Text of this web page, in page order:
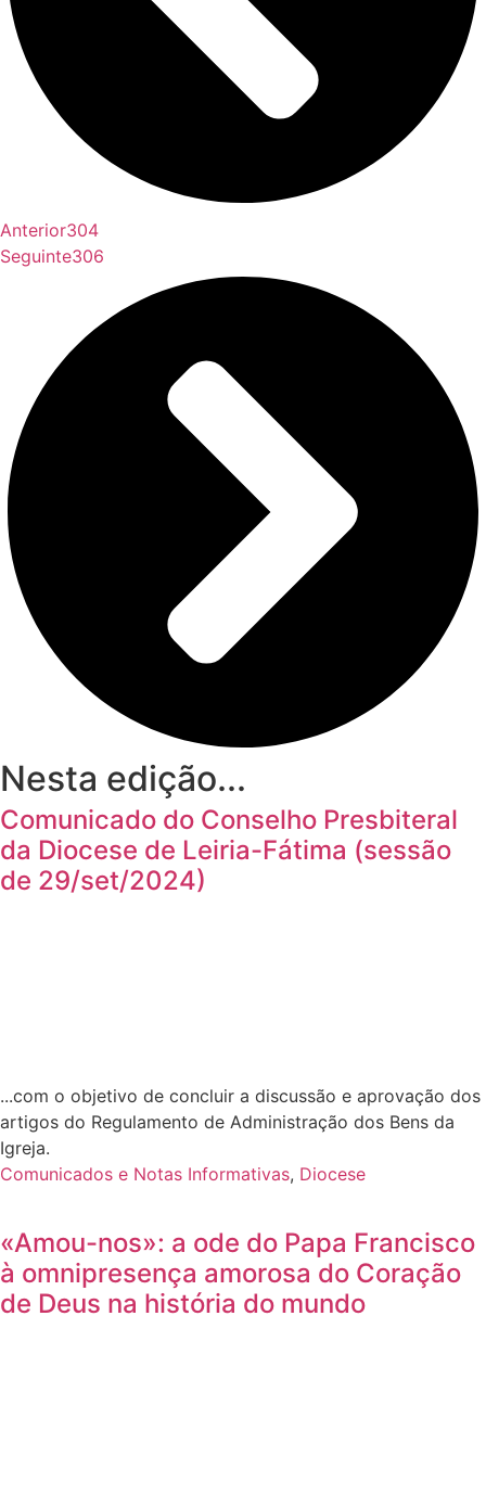
Anterior304
Seguinte306
Nesta edição...
Comunicado do Conselho Presbiteral
da Diocese de Leiria-Fátima (sessão
de 29/set/2024)
...com o objetivo de concluir a discussão e aprovação dos
artigos do Regulamento de Administração dos Bens da
Igreja.
Comunicados e Notas Informativas, Diocese
«Amou-nos»: a ode do Papa Francisco
à omnipresença amorosa do Coração
de Deus na história do mundo